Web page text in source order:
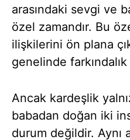
arasındaki sevgi ve
özel zamandır. Bu
ilişkilerini ön plana
genelinde
Ancak kardeşlik
babadan doğan iki
durum değildir. Aynı